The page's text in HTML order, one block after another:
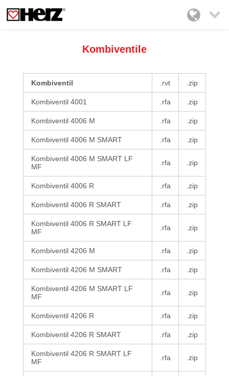

Kombiventile
Kombiventil .rvt .zip
Kombiventil 4001 .rfa .zip
Kombiventil 4006 M .rfa .zip
Kombiventil 4006 M SMART .rfa .zip
Kombiventil 4006 M SMART LF
MF
.rfa .zip
Kombiventil 4006 R .rfa .zip
Kombiventil 4006 R SMART .rfa .zip
Kombiventil 4006 R SMART LF
MF
.rfa .zip
Kombiventil 4206 M .rfa .zip
Kombiventil 4206 M SMART .rfa .zip
Kombiventil 4206 M SMART LF
MF
.rfa .zip
Kombiventil 4206 R .rfa .zip
Kombiventil 4206 R SMART .rfa .zip
Kombiventil 4206 R SMART LF
MF
.rfa .zip